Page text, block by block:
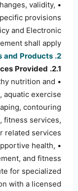
validity,
provisions
and Electronic
shall apply.
2. Services and Products
2.1. Services Provided
nutrition and
aquatic exercise
contouring
fitness services,
related services.
health,
and fitness
for specialized
with a licensed